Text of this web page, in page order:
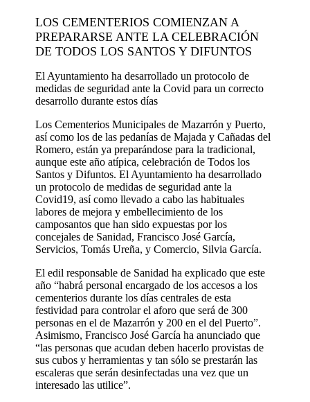
LOS CEMENTERIOS COMIENZAN A
PREPARARSE ANTE LA CELEBRACIÓN
DE TODOS LOS SANTOS Y DIFUNTOS
El Ayuntamiento ha desarrollado un protocolo de
medidas de seguridad ante la Covid para un correcto
desarrollo durante estos días
Los Cementerios Municipales de Mazarrón y Puerto,
así como los de las pedanías de Majada y Cañadas del
Romero, están ya preparándose para la tradicional,
aunque este año atípica, celebración de Todos los
Santos y Difuntos. El Ayuntamiento ha desarrollado
un protocolo de medidas de seguridad ante la
Covid19, así como llevado a cabo las habituales
labores de mejora y embellecimiento de los
camposantos que han sido expuestas por los
concejales de Sanidad, Francisco José García,
Servicios, Tomás Ureña, y Comercio, Silvia García.
El edil responsable de Sanidad ha explicado que este
año “habrá personal encargado de los accesos a los
cementerios durante los días centrales de esta
festividad para controlar el aforo que será de 300
personas en el de Mazarrón y 200 en el del Puerto”.
Asimismo, Francisco José García ha anunciado que
“las personas que acudan deben hacerlo provistas de
sus cubos y herramientas y tan sólo se prestarán las
escaleras que serán desinfectadas una vez que un
interesado las utilice”.